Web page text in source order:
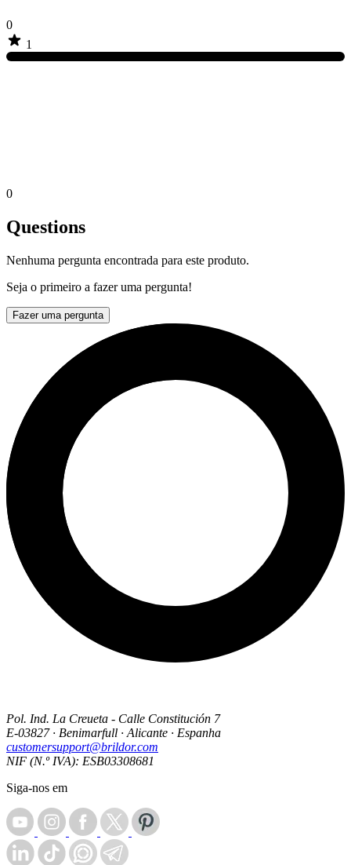
0
1
0
Questions
Nenhuma pergunta encontrada para este produto.
Seja o primeiro a fazer uma pergunta!
Fazer uma pergunta
Pol. Ind. La Creueta - Calle Constitución 7
E-03827 · Benimarfull · Alicante · Espanha
customersupport@brildor.com
NIF (N.º IVA): ESB03308681
Siga-nos em